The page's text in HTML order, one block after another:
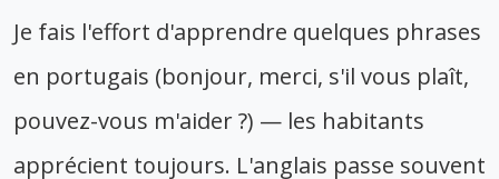
Je fais l'effort d'apprendre quelques phrases
en portugais (bonjour, merci, s'il vous plaît,
pouvez-vous m'aider ?) — les habitants
apprécient toujours. L'anglais passe souvent